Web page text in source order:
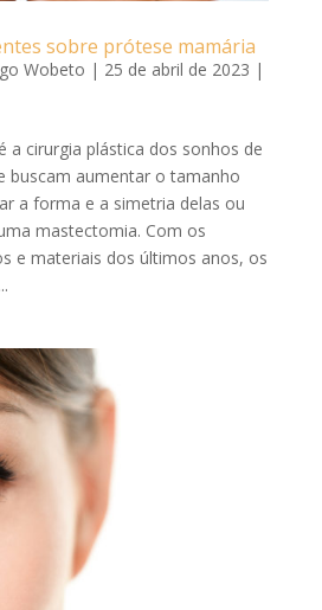
sobre prótese mamária
Wobeto | 25 de abril de 2023 |
a cirurgia plástica dos sonhos de
buscam aumentar o tamanho
a forma e a simetria delas ou
mastectomia. Com os
e materiais dos últimos anos, os